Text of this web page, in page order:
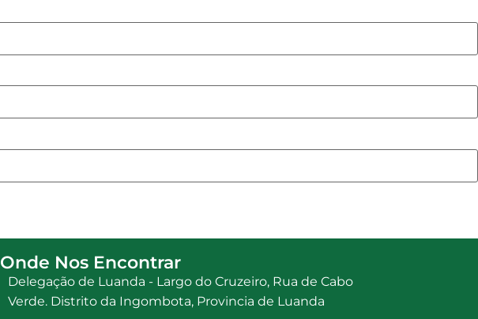
Onde Nos Encontrar
Delegação de Luanda - Largo do Cruzeiro, Rua de Cabo
Verde. Distrito da Ingombota, Provincia de Luanda